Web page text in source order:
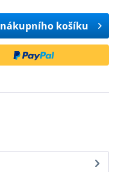
nákupního košíku